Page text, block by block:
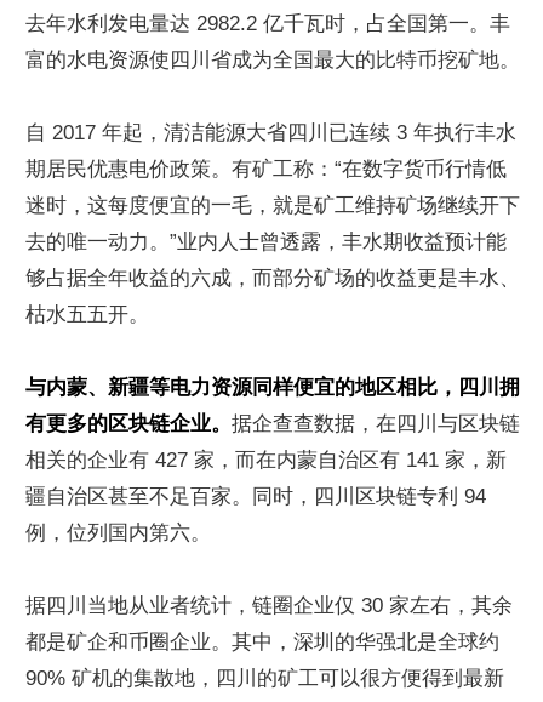
去年水利发电量达 2982.2 亿千瓦时，占全国第一。丰
富的水电资源使四川省成为全国最大的比特币挖矿地。
自 2017 年起，清洁能源大省四川已连续 3 年执行丰水
期居民优惠电价政策。有矿工称：“在数字货币行情低
迷时，这每度便宜的一毛，就是矿工维持矿场继续开下
去的唯一动力。”业内人士曾透露，丰水期收益预计能
够占据全年收益的六成，而部分矿场的收益更是丰水、
枯水五五开。
与内蒙、新疆等电力资源同样便宜的地区相比，四川拥
有更多的区块链企业。 据企查查数据，在四川与区块链
相关的企业有 427 家，而在内蒙自治区有 141 家，新
疆自治区甚至不足百家。同时，四川区块链专利 94
例，位列国内第六。
据四川当地从业者统计，链圈企业仅 30 家左右，其余
都是矿企和币圈企业。其中，深圳的华强北是全球约
90% 矿机的集散地，四川的矿工可以很方便得到最新